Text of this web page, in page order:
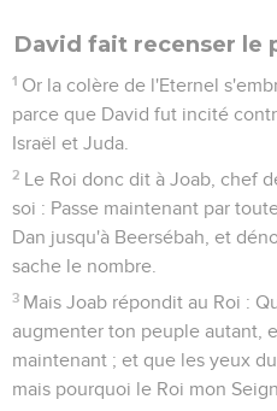
David fait recenser le
1 Or la colère de l'Eternel
parce que David fut incité
Israël et Juda.
2 Le Roi donc dit à Joab, chef
soi : Passe maintenant par
Dan jusqu'à Beersébah, et
sache le nombre.
3 Mais Joab répondit au Roi :
augmenter ton peuple autant,
maintenant ; et que les yeux
mais pourquoi le Roi mon